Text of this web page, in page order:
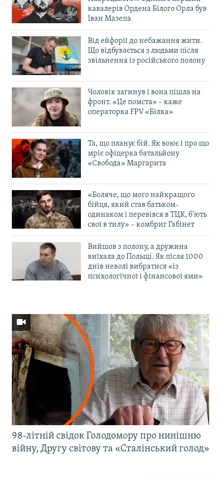
кавалерів Ордена Білого Орла був
Іван Мазепа
Від ейфорії до небажання жити.
Що відбувається з людьми після
звільнення із російського полону
Чоловік загинув і вона пішла на
фронт. «Це помста» – каже
операторка FPV «Білка»
Та, що планує бій. Як воює і про що
мріє офіцерка батальйону
«Свобода» Маргарита
«Боляче, що мого найкращого
бійця, який став батьком-
одинаком і перевівся в ТЦК, б’ють
свої в тилу» – комбриг Габінет
Вийшов з полону, а дружина
виїхала до Польщі. Як після 1000
днів неволі вибратися «із
психологічної і фінансової ями»
98-літній свідок Голодомору про нинішню
війну, Другу світову та «Сталінський голод»